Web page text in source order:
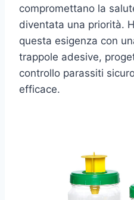
compromettano la
diventata una priorità.
questa esigenza con
trappole adesive,
controllo parassiti
efficace.